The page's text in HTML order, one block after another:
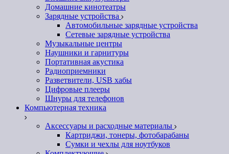
Домашние кинотеатры
Зарядные устройства
Автомобильные зарядные устройства
Сетевые зарядные устройства
Музыкальные центры
Наушники и гарнитуры
Портативная акустика
Радиоприемники
Разветвители, USB хабы
Цифровые плееры
Шнуры для телефонов
Компьютерная техника
Аксессуары и расходные материалы
Картриджи, тонеры, фотобарабаны
Сумки и чехлы для ноутбуков